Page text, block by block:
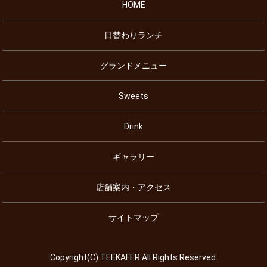
HOME
日替わりランチ
グランドメニュー
Sweets
Drink
ギャラリー
店舗案内・アクセス
サイトマップ
Copyright(C) TEEKAFER All Rights Reserved.